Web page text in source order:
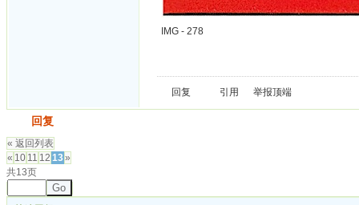
IMG - 278
回复 引用 举报顶端
回复
« 返回列表
« 10 11 12 13»
共13页
Go